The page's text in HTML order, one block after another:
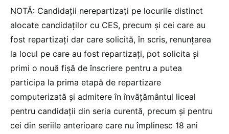
NOTĂ: Candidații nerepartizați pe locurile distinct
alocate candidaților cu CES, precum și cei care au
fost repartizați dar care solicită, în scris, renunțarea
la locul pe care au fost repartizați, pot solicita și
primi o nouă fișă de înscriere pentru a putea
participa la prima etapă de repartizare
computerizată și admitere în învățământul liceal
pentru candidații din seria curentă, precum și pentru
cei din seriile anterioare care nu împlinesc 18 ani